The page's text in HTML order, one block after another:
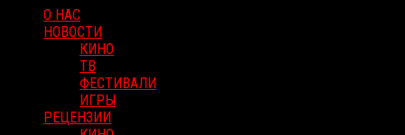
О НАС
НОВОСТИ
КИНО
ТВ
ФЕСТИВАЛИ
ИГРЫ
РЕЦЕНЗИИ